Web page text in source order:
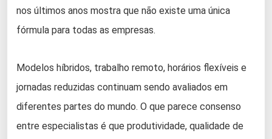
nos últimos anos mostra que não existe uma única
fórmula para todas as empresas.
Modelos híbridos, trabalho remoto, horários flexíveis e
jornadas reduzidas continuam sendo avaliados em
diferentes partes do mundo. O que parece consenso
entre especialistas é que produtividade, qualidade de